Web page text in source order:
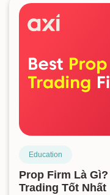
Education
Prop Firm Là
Trading Tốt Nhất